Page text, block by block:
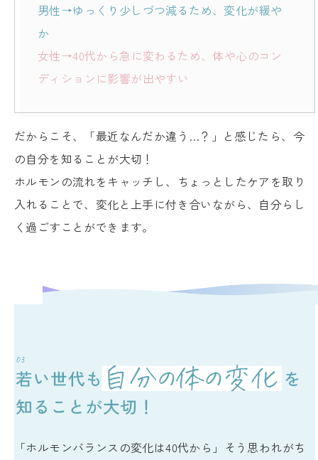
男性→ゆっくり少しづつ減るため、変化が緩や
か
女性→40代から急に変わるため、体や心のコン
ディションに影響が出やすい
だからこそ、「最近なんだか違う…？」と感じたら、今
の自分を知ることが大切！
ホルモンの流れをキャッチし、ちょっとしたケアを取り
入れることで、変化と上手に付き合いながら、自分らし
く過ごすことができます。
「ホルモンバランスの変化は40代から」そう思われがち